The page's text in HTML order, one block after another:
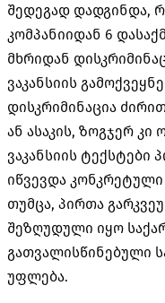
შედეგად დადგინდა,
კომპანიიდან 6
მხრიდან
ვაკანსიის
დისკრიმინაცია
ან ასაკის, ზოგჯერ
ვაკანსიის ტექსტები
იწვევდა
თუმცა, პირთა
შეზღუდული იყო
გათვალისწინებული
უფლება.